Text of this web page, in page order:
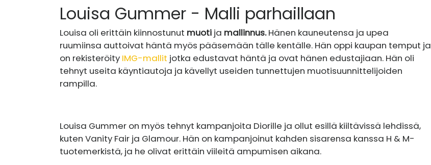
Louisa Gummer - Malli parhaillaan
Louisa oli erittäin kiinnostunut muoti ja mallinnus.Hänen kauneutensa ja upea
ruumiinsa auttoivat häntä myös pääsemään tälle kentälle. Hän oppi kaupan temput ja
on rekisteröity IMG-mallit jotka edustavat häntä ja ovat hänen edustajiaan. Hän oli
tehnyt useita käyntiautoja ja kävellyt useiden tunnettujen muotisuunnittelijoiden
rampilla.
Louisa Gummer on myös tehnyt kampanjoita Diorille ja ollut esillä kiiltävissä lehdissä,
kuten Vanity Fair ja Glamour. Hän on kampanjoinut kahden sisarensa kanssa H & M-
tuotemerkistä, ja he olivat erittäin viileitä ampumisen aikana.